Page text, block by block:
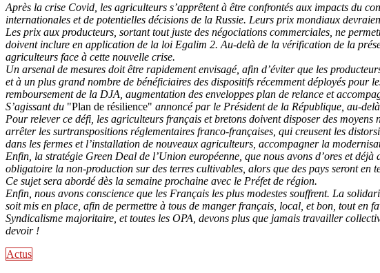
Après la crise Covid, les agriculteurs s’apprêtent à être confrontés aux impacts du
internationales et de potentielles décisions de la Russie. Leurs prix mondiaux
Les prix aux producteurs, sortant tout juste des négociations commerciales, ne
doivent inclure en application de la loi Egalim 2. Au-delà de la vérification de la
agriculteurs face à cette nouvelle crise.
Un arsenal de mesures doit être rapidement envisagé, afin d’éviter que les
et à un plus grand nombre de bénéficiaires des dispositifs récemment déployés
remboursement de la DJA, augmentation des enveloppes plan de relance et
S’agissant du "Plan de résilience" annoncé par le Président de la République, au-
Pour relever ce défi, les agriculteurs français et bretons doivent disposer des
arrêter les surtranspositions réglementaires franco-françaises, qui creusent les
dans les fermes et l’installation de nouveaux agriculteurs, accompagner la
Enfin, la stratégie Green Deal de l’Union européenne, que nous avons d’ores et
obligatoire la non-production sur des terres cultivables, alors que des pays seront en
Ce sujet sera abordé dès la semaine prochaine avec le Préfet de région.
Enfin, nous avons conscience que les Français les plus modestes souffrent. La
soit mis en place, afin de permettre à tous de manger français, local, et bon, tout en
Syndicalisme majoritaire, et toutes les OPA, devons plus que jamais travailler
devoir !
Actus